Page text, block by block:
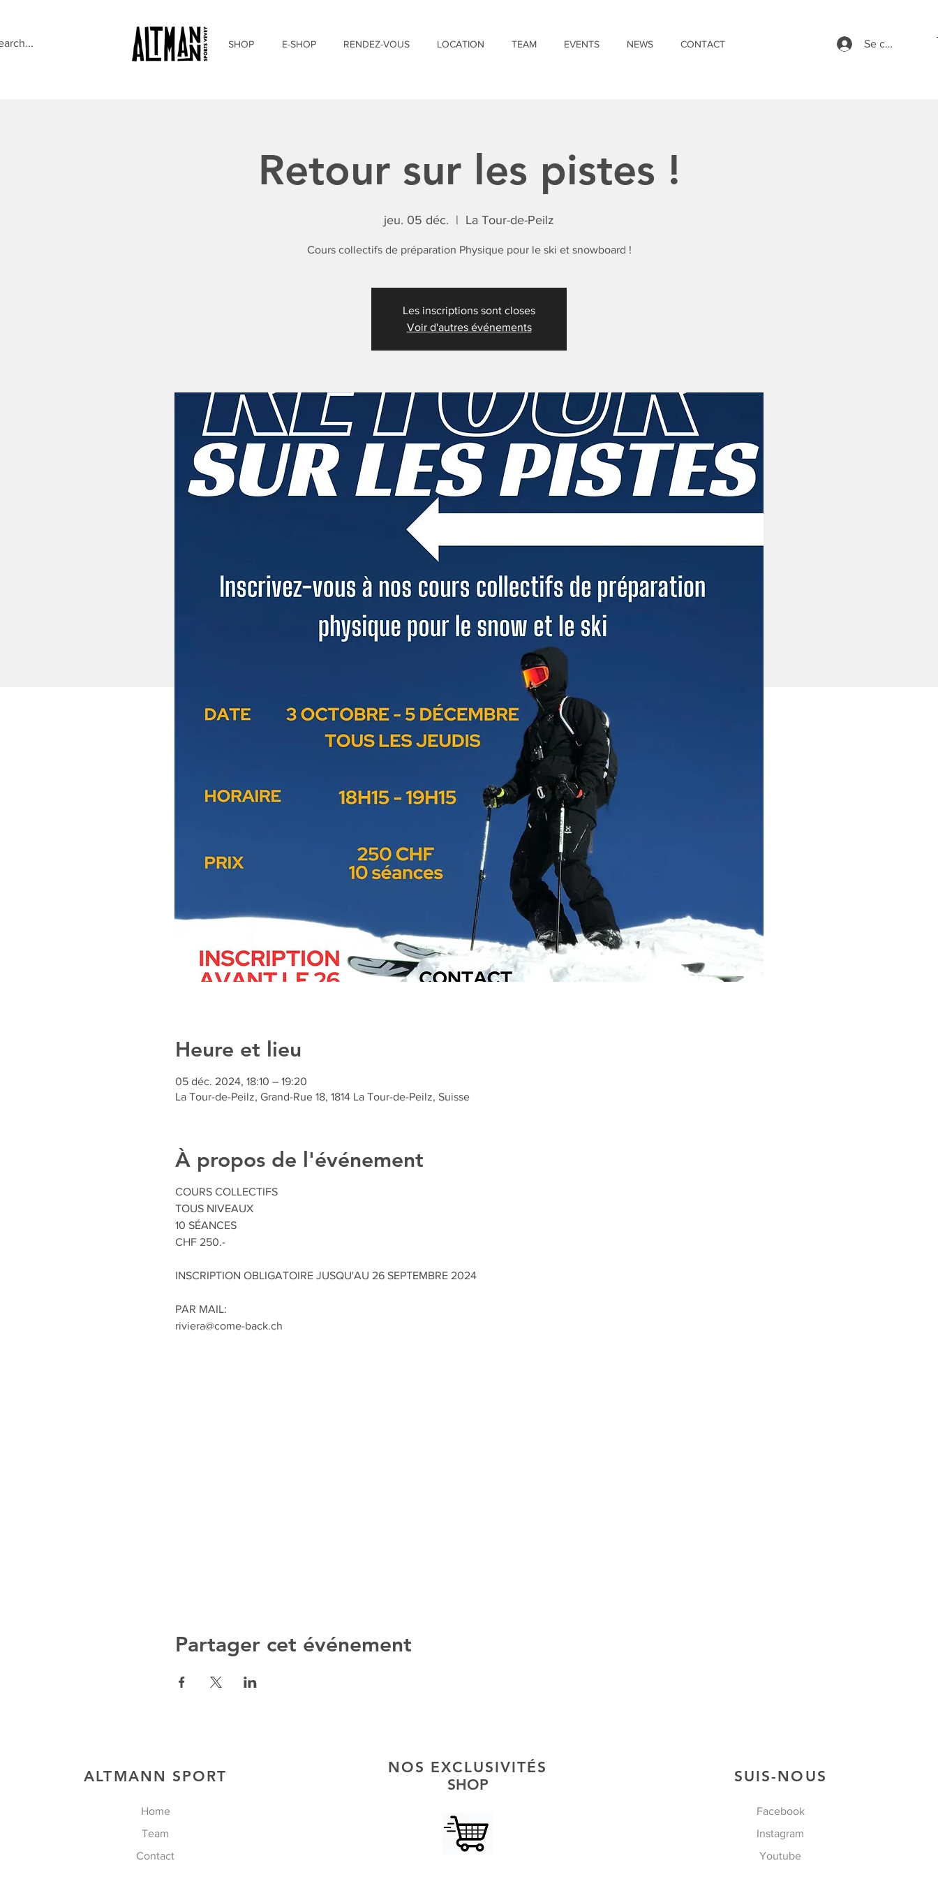
SHOP E-SHOP RENDEZ-VOUS LOCATION TEAM EVENTS NEWS CONTACT Se connecter
Retour sur les pistes !
jeu. 05 déc.
  |
La Tour-de-Peilz
Cours collectifs de préparation Physique pour le ski et snowboard !
Les inscriptions sont closes
Voir d'autres événements
Heure et lieu
05 déc. 2024, 18:10 – 19:20
La Tour-de-Peilz, Grand-Rue 18, 1814 La Tour-de-Peilz, Suisse
À propos de l'événement
COURS COLLECTIFS
TOUS NIVEAUX
10 SÉANCES
CHF 250.-
INSCRIPTION OBLIGATOIRE JUSQU'AU 26 SEPTEMBRE 2024
PAR MAIL:
riviera@come-back.ch
Partager cet événement
ALTMANN SPORT
Home
Team
Contact
NOS EXCLUSIVITÉS
SHOP
SUIS-NOUS
Facebook
Instagram
Youtube